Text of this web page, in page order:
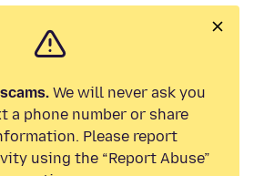
We will never ask you
a phone number or share
Please report
using the “Report Abuse”